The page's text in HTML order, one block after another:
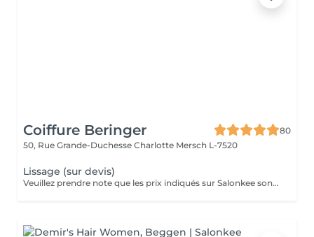
Coiffure Beringer
80
50, Rue Grande-Duchesse Charlotte Mersch L-7520
Lissage (sur devis)
Veuillez prendre note que les prix indiqués sur Salonkee sont communiqués à titre informatif et s'entendent de base. Ces derniers sont susceptibles de varier selon le diagnostic réalisé à votre arrivée au salon et l'expertise du professionnel à qui vous confiez votre beauté. Dans tous les cas, un devis précis vous sera proposé et toutes réalisations de prestations seront effectuées avec votre accord. Un grand merci d'avance pour votre compréhension. Au plaisir de vous recevoir très vite.